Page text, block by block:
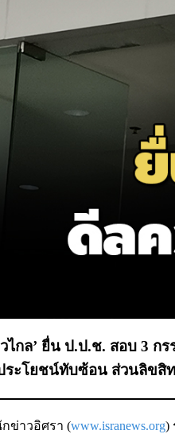
วไกล’ ยื่น ป.ป.ช. สอบ 3
ระโยชน์ทับซ้อน ส่วนลิขสิ
ข่าวอิศรา (www.isranews.org)